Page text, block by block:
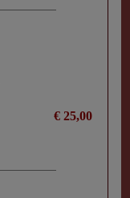
€ 25,00